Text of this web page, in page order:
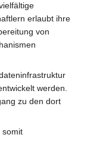
erlaubt ihre
von
werden.
zu den dort
somit